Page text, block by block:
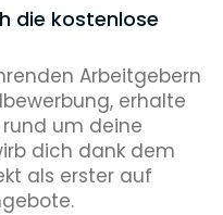
die kostenlose
Arbeitgebern
erhalte
um deine
dich dank dem
als erster auf